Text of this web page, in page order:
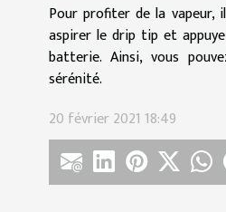
Pour profiter de la vapeur,
aspirer le drip tip et
batterie. Ainsi, vous
sérénité.
20 février 2021 18:49